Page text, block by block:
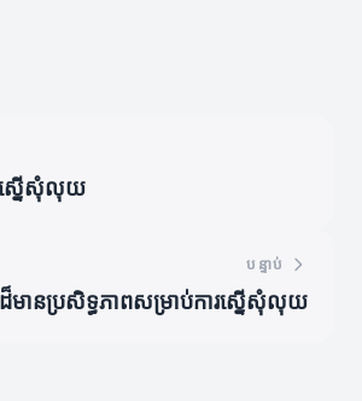
ស្នើសុំលុយ
បន្ទាប់
ដ៏មានប្រសិទ្ធភាពសម្រាប់ការស្នើសុំលុយ